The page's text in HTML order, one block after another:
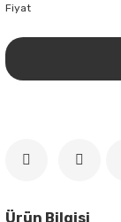
Fiyat
Ürün Bilgisi